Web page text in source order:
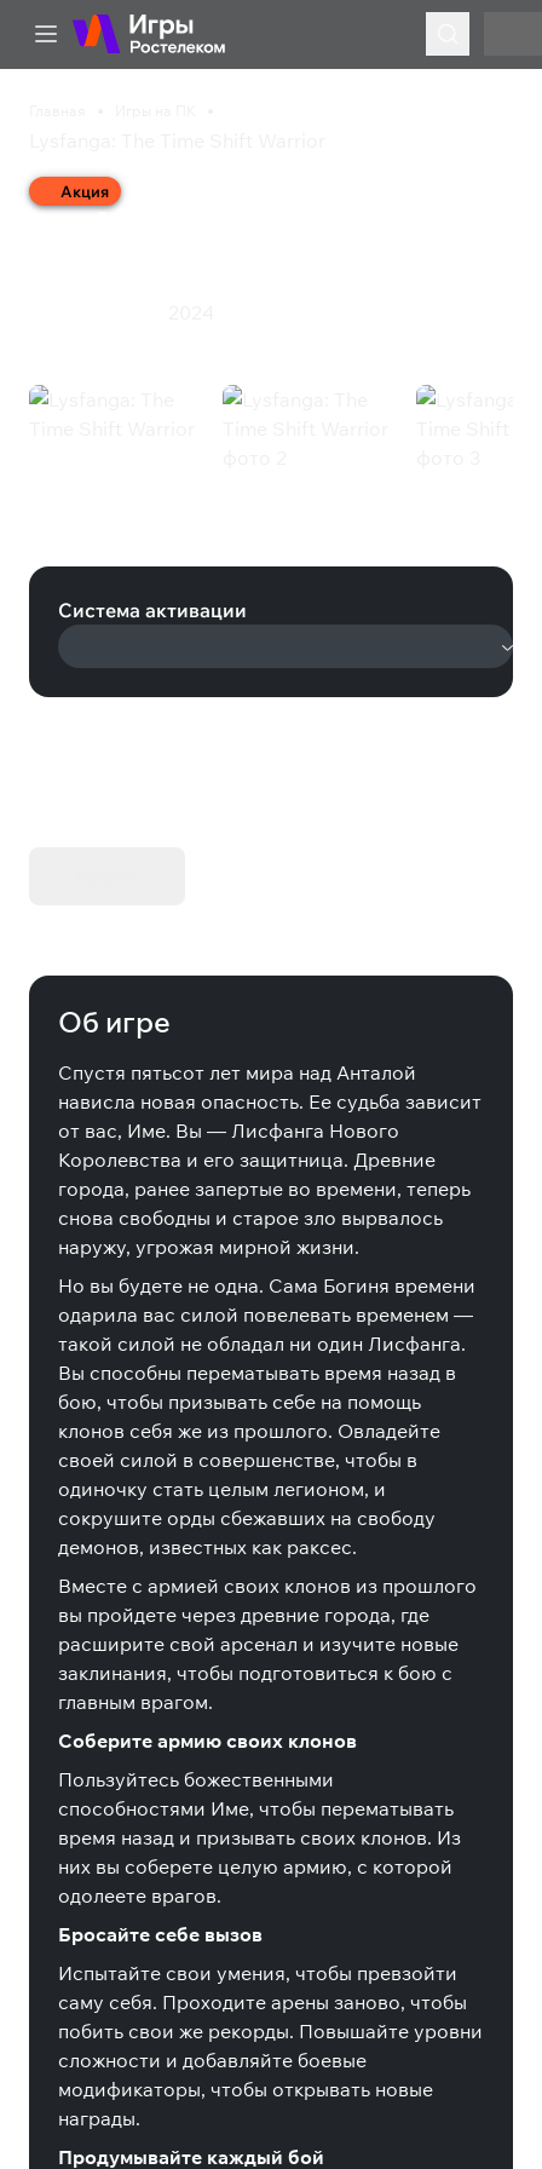
Акция
Lysfanga: The Time Shift
Система активации
Об игре
Спустя пятьсот лет мира над Анталой
нависла новая опасность. Ее судьба зависит
от вас, Име. Вы — Лисфанга Нового
Королевства и его защитница. Древние
города, ранее запертые во времени, теперь
снова свободны и старое зло вырвалось
наружу, угрожая мирной жизни.
Но вы будете не одна. Сама Богиня времени
одарила вас силой повелевать временем —
такой силой не обладал ни один Лисфанга.
Вы способны перематывать время назад в
бою, чтобы призывать себе на помощь
клонов себя же из прошлого. Овладейте
своей силой в совершенстве, чтобы в
одиночку стать целым легионом, и
сокрушите орды сбежавших на свободу
демонов, известных как раксес.
Вместе с армией своих клонов из прошлого
вы пройдете через древние города, где
расширите свой арсенал и изучите новые
заклинания, чтобы подготовиться к бою с
главным врагом.
Соберите армию своих клонов
Пользуйтесь божественными
способностями Име, чтобы перематывать
время назад и призывать своих клонов. Из
них вы соберете целую армию, с которой
одолеете врагов.
Бросайте себе вызов
Испытайте свои умения, чтобы превзойти
саму себя. Проходите арены заново, чтобы
побить свои же рекорды. Повышайте уровни
сложности и добавляйте боевые
модификаторы, чтобы открывать новые
награды.
Продумывайте каждый бой